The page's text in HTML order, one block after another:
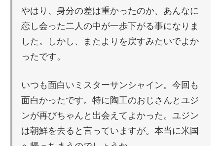
やはり、身分の差は重かったのか、あんなに
恋し会った二人の中が一歩下がる事になりま
した。しかし、またよりを戻すみたいでよか
ったです。
いつも面白いミスターサンシャイン。今回も
面白かったです。特に陶工のおじさんとユジ
ンが再びちゃんと出会えてよかった。ユジン
は朝鮮を去ると言っていますが。本当に米国